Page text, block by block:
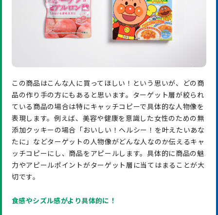
この商品はこんな人に買ってほしい！という思いが、どの商
品の作り手の方にもあると思います。ターゲット層が絞られ
ている商品の場合は特にキャッチコピーで具体的な人物像を
表現します。例えば、美容や健康を意識した女性のための無
添加クッキーの場合「おいしい！ヘルシー！を叶えたいあな
たに」などターゲットの人物像がどんな人なのか伝えるキャ
ッチコピーにし、商品をアピールします。具体的に商品の魅
力やアピールポイントがターゲット層に当てはまることが大
切です。
食感やシズル感がより具体的に！